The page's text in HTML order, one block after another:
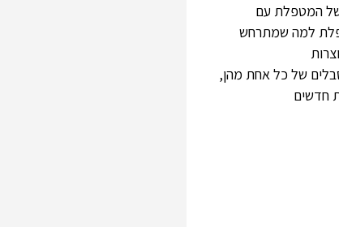
המטפלת עם
למה שמתרחש
של כל אחת מהן,
חדשים